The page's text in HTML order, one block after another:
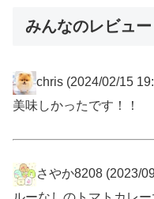
みんなのレビュー
chris (2024/02/15
美味しかったです！！
さやか8208 (2023/